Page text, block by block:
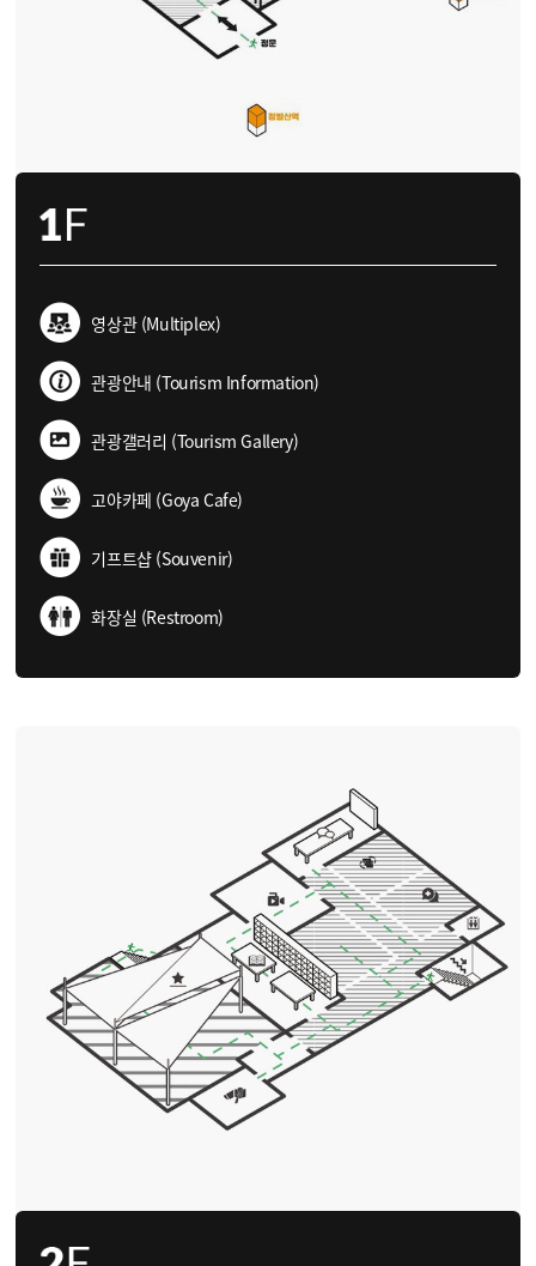
영상관 (Multiplex)
관광안내 (Tourism Information)
관광갤러리 (Tourism Gallery)
고야카페 (Goya Cafe)
기프트샵 (Souvenir)
화장실 (Restroom)